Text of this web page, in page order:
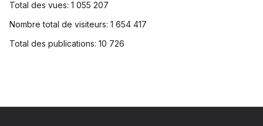
Total des vues: 1 055 207
Nombre total de visiteurs: 1 654 417
Total des publications: 10 726